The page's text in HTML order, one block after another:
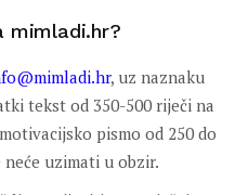
mimladi.hr?
, uz naznaku
tekst od 350-500 riječi na
pismo od 250 do
uzimati u obzir.